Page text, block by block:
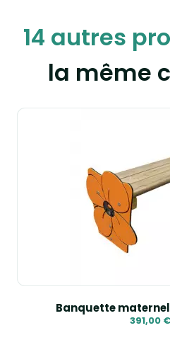
14 autres
la même
Banquette
391,00